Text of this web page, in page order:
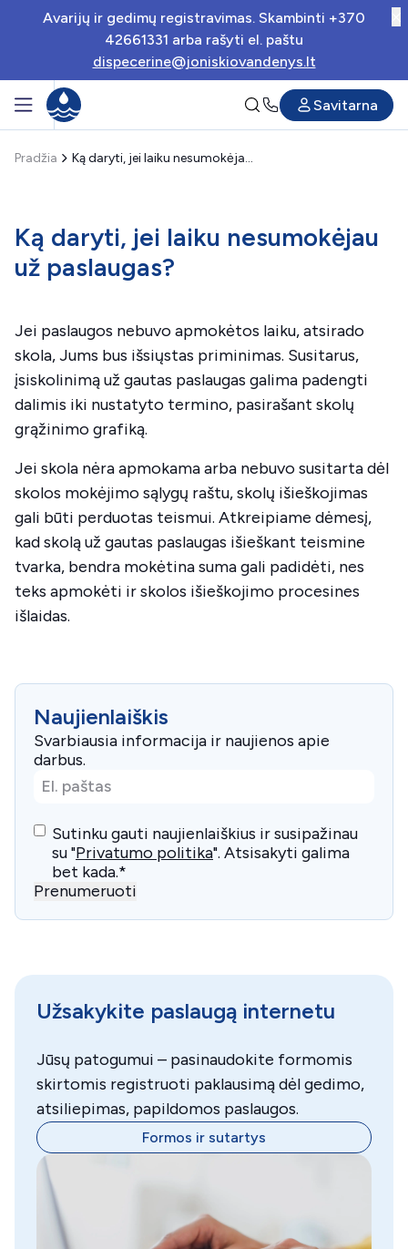
Avarijų ir gedimų registravimas. Skambinti +370
42661331 arba rašyti el. paštu
dispecerine@joniskiovandenys.lt
Savitarna
Pradžia Ką daryti, jei laiku nesumokėjau už paslaugas?
Ką daryti, jei laiku nesumokėjau
už paslaugas?
Jei paslaugos nebuvo apmokėtos laiku, atsirado
skola, Jums bus išsiųstas priminimas. Susitarus,
įsiskolinimą už gautas paslaugas galima padengti
dalimis iki nustatyto termino, pasirašant skolų
grąžinimo grafiką.
Jei skola nėra apmokama arba nebuvo susitarta dėl
skolos mokėjimo sąlygų raštu, skolų išieškojimas
gali būti perduotas teismui. Atkreipiame dėmesį,
kad skolą už gautas paslaugas išieškant teismine
tvarka, bendra mokėtina suma gali padidėti, nes
teks apmokėti ir skolos išieškojimo procesines
išlaidas.
Naujienlaiškis
Svarbiausia informacija ir naujienos apie
darbus.
El.
paštas*
Consent*
Sutinku gauti naujienlaiškius ir susipažinau
su "Privatumo politika". Atsisakyti galima
bet kada.*
Prenumeruoti
Užsakykite paslaugą internetu
Jūsų patogumui – pasinaudokite formomis
skirtomis registruoti paklausimą dėl gedimo,
atsiliepimas, papildomos paslaugos.
Formos ir sutartys